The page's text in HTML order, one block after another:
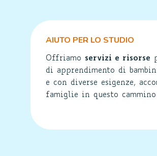
AIUTO PER LO STUDIO
Offriamo servizi e risorse
di apprendimento di
e con diverse esigenze,
famiglie in questo cammino